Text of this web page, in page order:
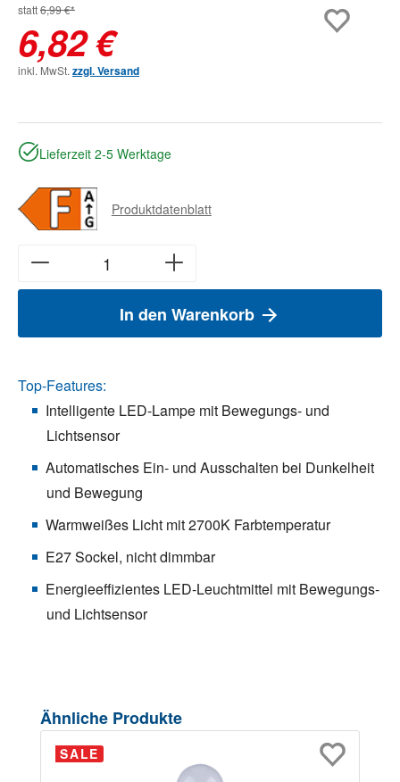
statt6,99 €*
6,82 €
inkl. MwSt. zzgl. Versand
Lieferzeit 2-5 Werktage
Produktdatenblatt
In den Warenkorb
Top-Features:
Intelligente LED-Lampe mit Bewegungs- und
Lichtsensor
Automatisches Ein- und Ausschalten bei Dunkelheit
und Bewegung
Warmweißes Licht mit 2700K Farbtemperatur
E27 Sockel, nicht dimmbar
Energieeffizientes LED-Leuchtmittel mit Bewegungs-
und Lichtsensor
Produktgalerie überspringen
Ähnliche Produkte
SALE